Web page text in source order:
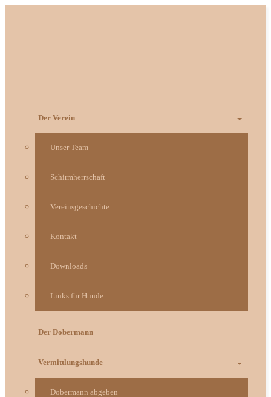
Der Verein
Unser Team
Schirmherrschaft
Vereinsgeschichte
Kontakt
Downloads
Links für Hunde
Der Dobermann
Vermittlungshunde
Dobermann abgeben